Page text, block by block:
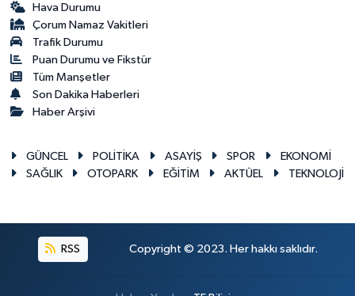
Hava Durumu
Çorum Namaz Vakitleri
Trafik Durumu
Puan Durumu ve Fikstür
Tüm Manşetler
Son Dakika Haberleri
Haber Arşivi
GÜNCEL POLİTİKA ASAYİŞ SPOR
EKONOMİ
SAĞLIK
OTOPARK EĞİTİM AKTÜEL TEKNOLOJİ
RSS Copyright © 2023. Her hakkı saklıdır.